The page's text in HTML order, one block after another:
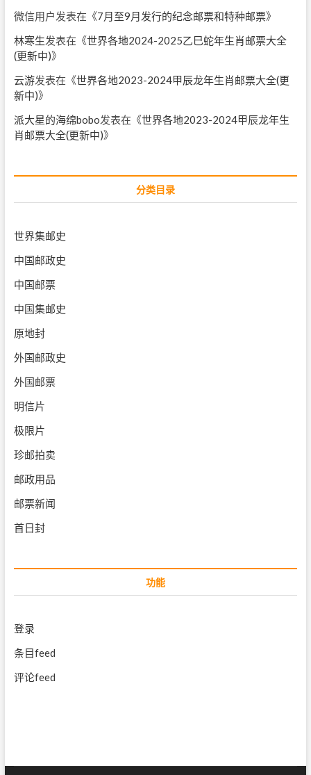
微信用户发表在《7月至9月发行的纪念邮票和特种邮票》
林寒生发表在《世界各地2024-2025乙巳蛇年生肖邮票大全
(更新中)》
云游发表在《世界各地2023-2024甲辰龙年生肖邮票大全(更
新中)》
派大星的海绵bobo发表在《世界各地2023-2024甲辰龙年生
肖邮票大全(更新中)》
分类目录
世界集邮史
中国邮政史
中国邮票
中国集邮史
原地封
外国邮政史
外国邮票
明信片
极限片
珍邮拍卖
邮政用品
邮票新闻
首日封
功能
登录
条目feed
评论feed